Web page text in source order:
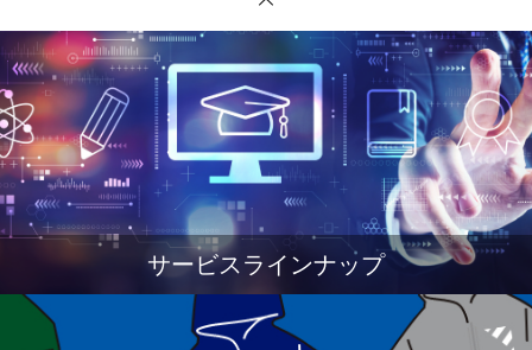
サービスラインナップ